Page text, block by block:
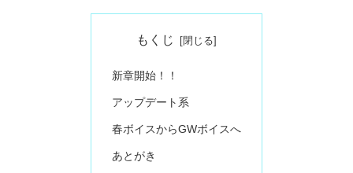
もくじ
新章開始！！
アップデート系
春ボイスからGWボイスへ
あとがき